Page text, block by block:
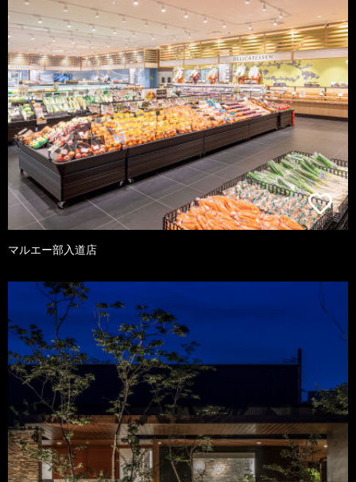
マルエー部入道店